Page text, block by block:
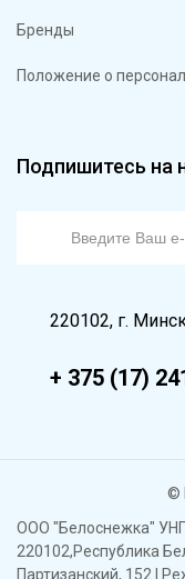
Бренды
Положение о
Подпишитесь на
220102, г.
+ 375 (17)
©
ООО "Белоснежка"
220102,Республика
Партизанский, 152 |